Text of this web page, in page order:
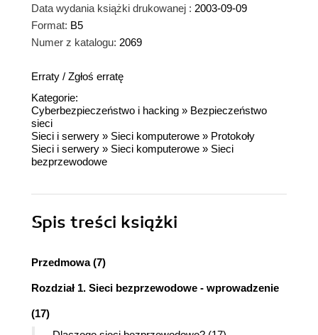
Data wydania książki drukowanej : 2003-09-09
Format: B5
Numer z katalogu: 2069
Erraty / Zgłoś erratę
Kategorie:
Cyberbezpieczeństwo i hacking » Bezpieczeństwo
sieci
Sieci i serwery » Sieci komputerowe » Protokoły
Sieci i serwery » Sieci komputerowe » Sieci
bezprzewodowe
Spis treści książki
Przedmowa (7)
Rozdział 1. Sieci bezprzewodowe - wprowadzenie
(17)